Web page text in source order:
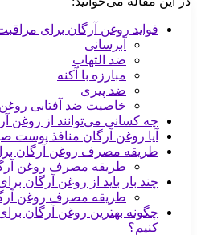
فواید روغن آرگان برای
آبرسانی
ضد التهاب
مبارزه با آکنه
ضد پیری
خاصیت ضد آفتابی
چه کسانی می‌توانند از روغن
آیا روغن آرگان منافذ پوست
طریقه مصرف روغن آرگان
طریقه مصرف روغن
چند بار باید از روغن آرگان
طریقه مصرف روغن
چگونه بهترین روغن آرگان
کنیم؟